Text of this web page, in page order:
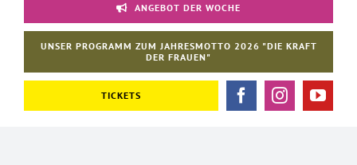
Theater
ANGEBOT DER WOCHE
UNSER PROGRAMM ZUM JAHRESMOTTO 2026 "DIE KRAFT
DER FRAUEN"
TICKETS